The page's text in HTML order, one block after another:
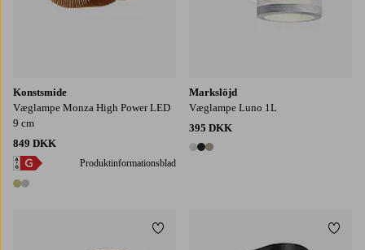
Konstsmide
Væglampe Monza High Power LED
9 cm
849 DKK
Produktinformationsblad
2 farver
Markslöjd
Væglampe Luno 1L
395 DKK
3 farver
Tilføj til favoritter